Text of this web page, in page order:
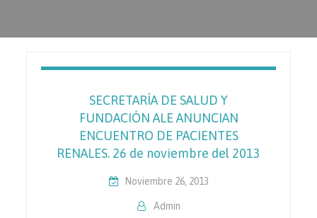
SECRETARÍA DE SALUD Y
FUNDACIÓN ALE ANUNCIAN
ENCUENTRO DE PACIENTES
RENALES. 26 de noviembre del 2013
Noviembre 26, 2013
Admin